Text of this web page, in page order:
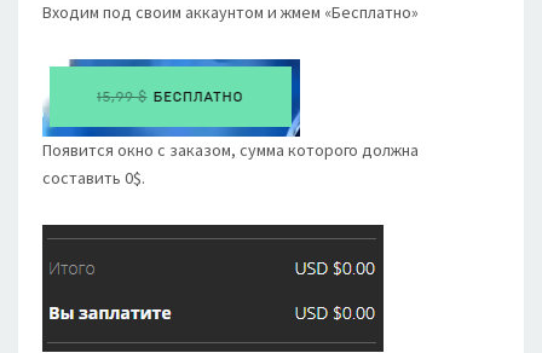
Входим под своим аккаунтом и жмем «Бесплатно»
Появится окно с заказом, сумма которого должна
составить 0$.